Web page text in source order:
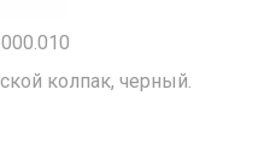
колпак, черный.